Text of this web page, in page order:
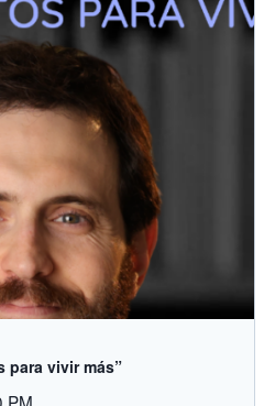
para vivir más”